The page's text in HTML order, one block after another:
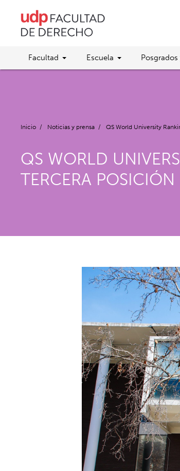
Facultad Escuela
Inicio / Noticias y prensa / QS World University
QS WORLD
TERCERA